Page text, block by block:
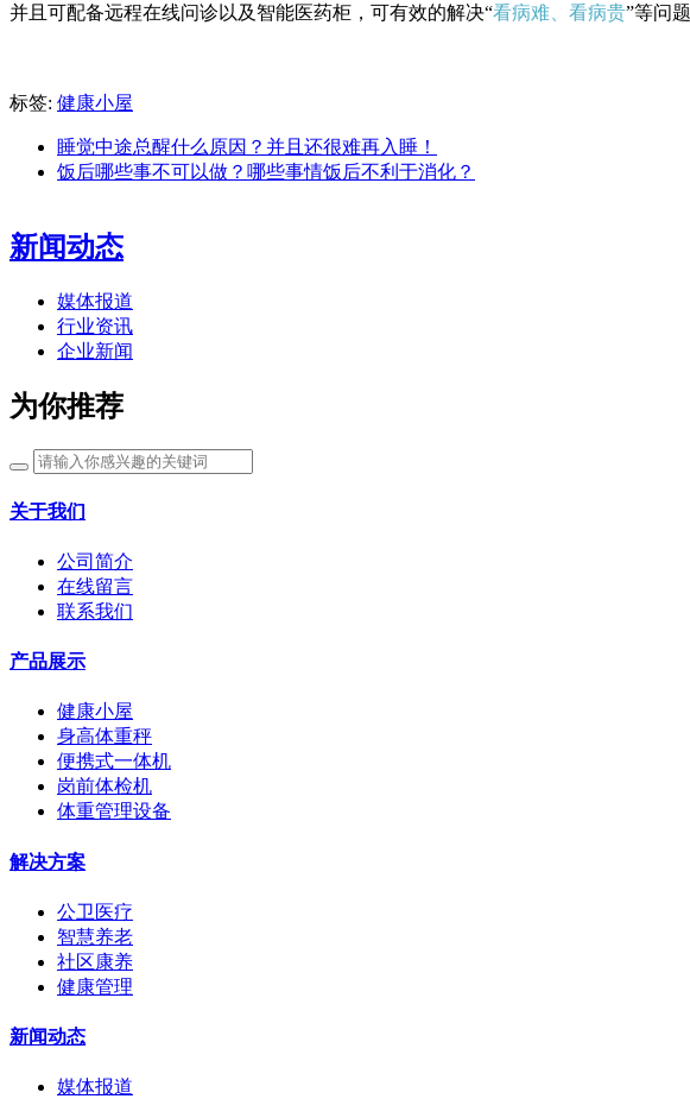
并且可配备远程在线问诊以及智能医药柜，可有效的解决“看病难、看病贵”等问题
标签: 健康小屋
睡觉中途总醒什么原因？并且还很难再入睡！
饭后哪些事不可以做？哪些事情饭后不利于消化？
新闻动态
媒体报道
行业资讯
企业新闻
为你推荐
关于我们
公司简介
在线留言
联系我们
产品展示
健康小屋
身高体重秤
便携式一体机
岗前体检机
体重管理设备
解决方案
公卫医疗
智慧养老
社区康养
健康管理
新闻动态
媒体报道